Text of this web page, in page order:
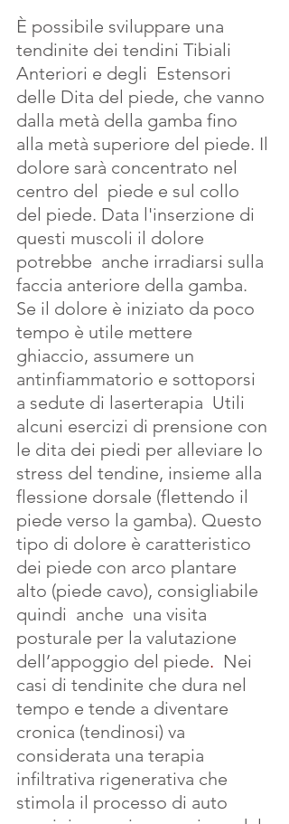
È possibile sviluppare una
tendinite dei tendini Tibiali
Anteriori e degli  Estensori
delle Dita del piede, che vanno
dalla metà della gamba fino
alla metà superiore del piede. Il
dolore sarà concentrato nel
centro del  piede e sul collo
del piede. Data l'inserzione di
questi muscoli il dolore
potrebbe  anche irradiarsi sulla
faccia anteriore della gamba.
Se il dolore è iniziato da poco
tempo è utile mettere
ghiaccio, assumere un
antinfiammatorio e sottoporsi
a sedute di laserterapia  Utili
alcuni esercizi di prensione con
le dita dei piedi per alleviare lo
stress del tendine, insieme alla
flessione dorsale (flettendo il
piede verso la gamba). Questo
tipo di dolore è caratteristico
dei piede con arco plantare
alto (piede cavo), consigliabile
quindi  anche  una visita
posturale per la valutazione
dell’appoggio del piede. Nei
casi di tendinite che dura nel
tempo e tende a diventare
cronica (tendinosi) va
considerata una terapia
infiltrativa rigenerativa che
stimola il processo di auto